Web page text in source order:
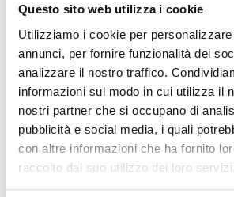
Questo sito web utilizza i cookie
Utilizziamo i cookie per
annunci, per fornire funzionalità dei
analizzare il nostro traffico.
informazioni sul modo in cui utilizza il
nostri partner che si occupano di
pubblicità e social media, i quali
con altre informazioni che ha fornito
raccolto dal suo utilizzo dei loro servizi.
AI e Digital Marketing: cosa
la differenza oggi
Intelligenza artificiale,Marketing,